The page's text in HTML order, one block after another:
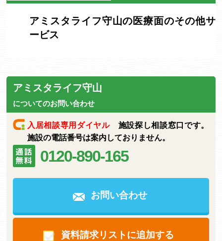
アミスタライフ守山の医療面のその他サ
ービス
アミスタライフ守山
についてのお問い合わせ
入居相談専用ダイヤル施設探し相談窓口です。
施設の電話番号は案内しておりません。
0120-890-165
お問い合わせ
資料請求リストに追加する